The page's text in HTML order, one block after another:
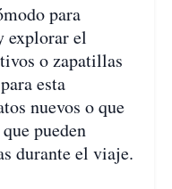
para
explorar el
o zapatillas
esta
nuevos o que
pueden
durante el viaje.